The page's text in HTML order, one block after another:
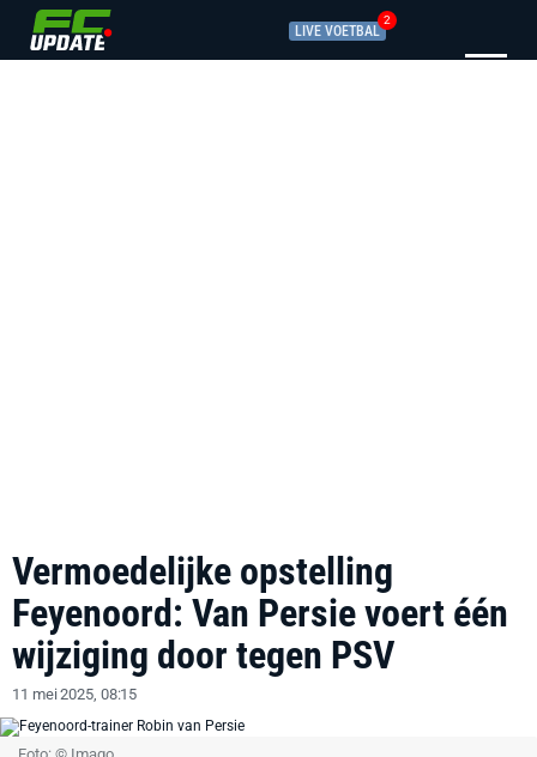
LIVE VOETBAL
2
Vermoedelijke opstelling
Feyenoord: Van Persie voert één
wijziging door tegen PSV
11 mei 2025, 08:15